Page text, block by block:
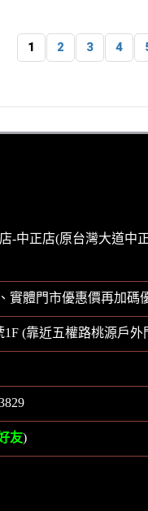
1 2 3 4
-中正店(原台灣大道
實體門市優惠價再加碼
(靠近五權路桃源戶
友)